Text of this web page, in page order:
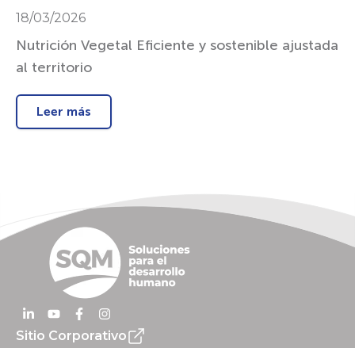
18/03/2026
Nutrición Vegetal Eficiente y sostenible ajustada
al territorio
Leer más
Sitio Corporativo